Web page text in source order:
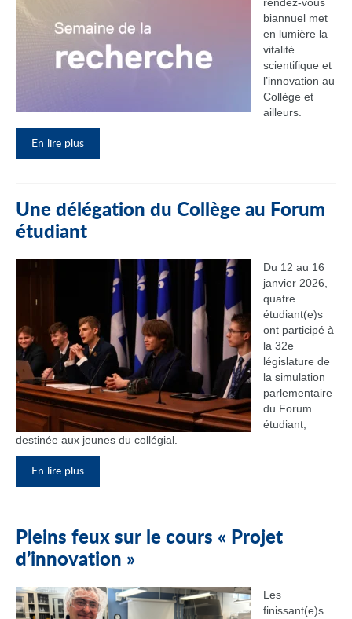
biannuel met
en lumière la
vitalité
scientifique et
l’innovation au
Collège et
ailleurs.
En lire plus
Une délégation du Collège au Forum
étudiant
Du 12 au 16
janvier 2026,
quatre
étudiant(e)s
ont participé à
la 32e
législature de
la simulation
parlementaire
du Forum
étudiant,
destinée aux jeunes du collégial.
En lire plus
Pleins feux sur le cours « Projet
d’innovation »
Les
finissant(e)s